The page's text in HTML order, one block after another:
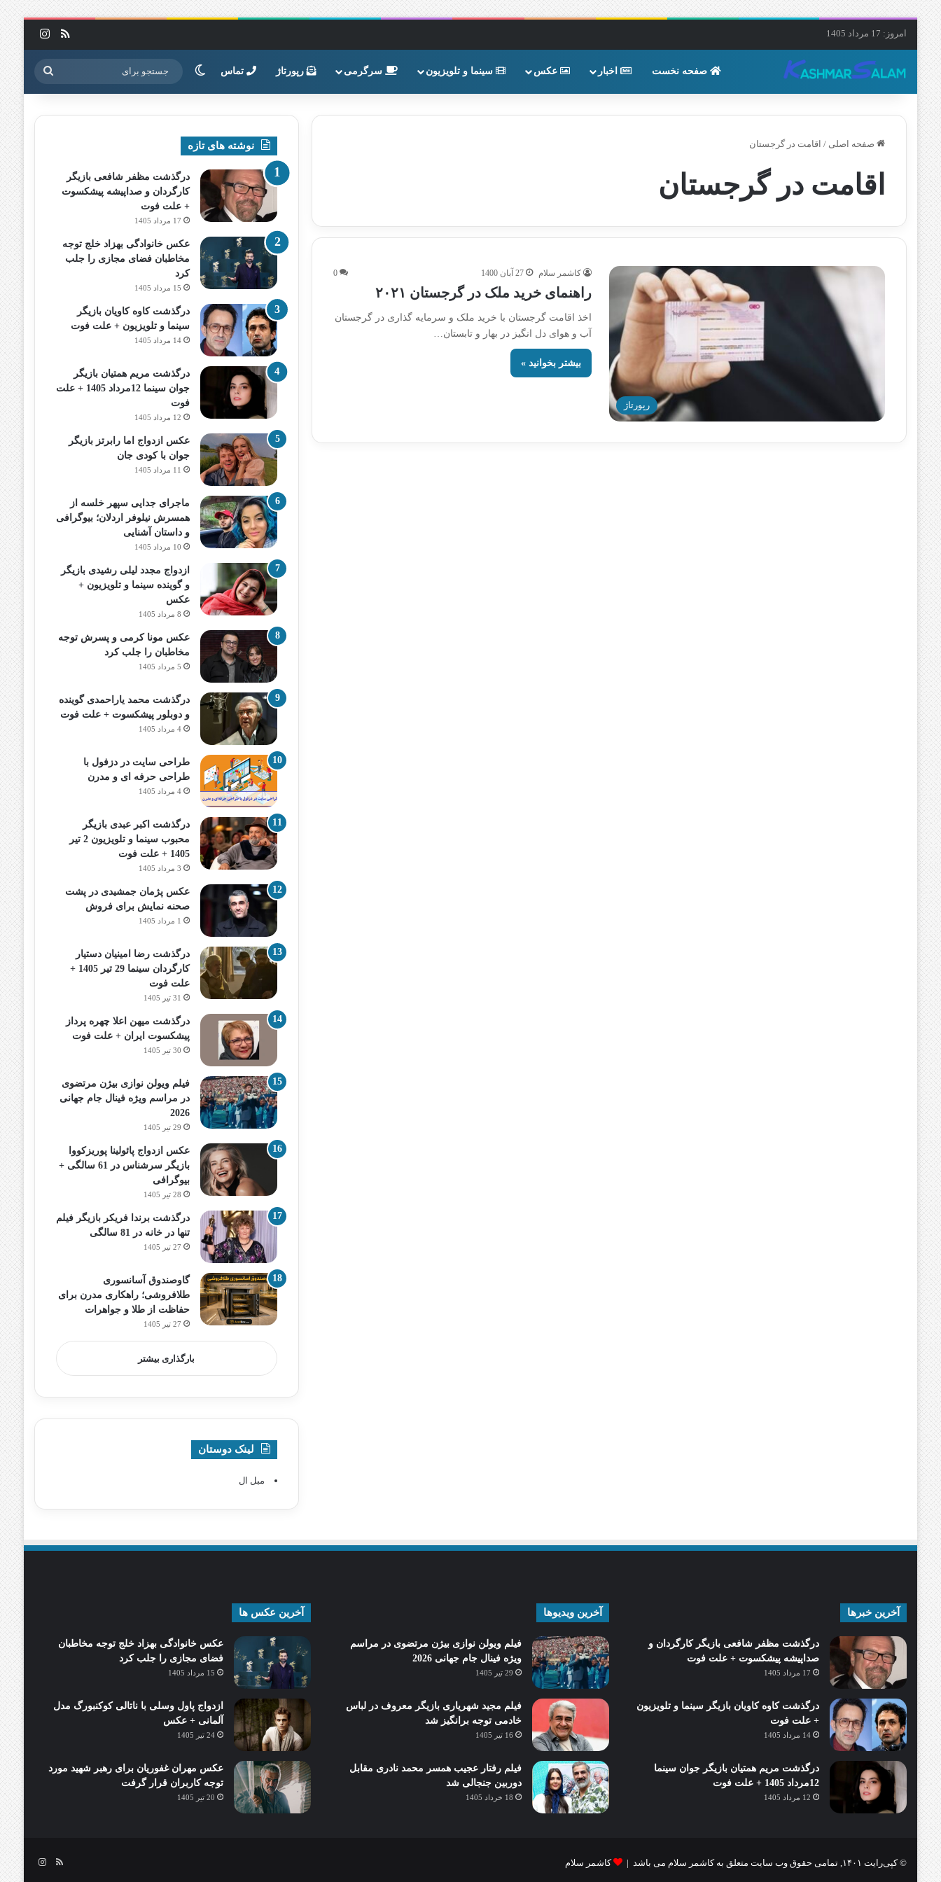
امروز: 17 مرداد 1405 خوراک
صفحه نخست اخبار عکس سینما و تلویزیون سرگرمی رپورتاژ تماس تغییر پوسته جستجو
برای
صفحه اصلی / اقامت در گرجستان
اقامت در گرجستان
رپورتاژ
کاشمر سلام 27 آبان 1400 0
راهنمای خرید ملک در گرجستان ۲۰۲۱
اخذ اقامت گرجستان با خرید ملک و سرمایه گذاری در گرجستان
آب و هوای دل‌ انگیز در بهار و تابستان…
بیشتر بخوانید »
نوشته های تازه
درگذشت مظفر شافعی بازیگر
کارگردان و صداپیشه پیشکسوت
+ علت فوت
17 مرداد 1405
عکس خانوادگی بهزاد خلج توجه
مخاطبان فضای مجازی را جلب
کرد
15 مرداد 1405
درگذشت کاوه کاویان بازیگر
سینما و تلویزیون + علت فوت
14 مرداد 1405
درگذشت مریم همتیان بازیگر
جوان سینما 12مرداد 1405 + علت
فوت
12 مرداد 1405
عکس ازدواج اما رابرتز بازیگر
جوان با کودی جان
11 مرداد 1405
ماجرای جدایی سپهر خلسه از
همسرش نیلوفر اردلان؛ بیوگرافی
و داستان آشنایی
10 مرداد 1405
ازدواج مجدد لیلی رشیدی بازیگر
و گوینده سینما و تلویزیون +
عکس
8 مرداد 1405
عکس مونا کرمی و پسرش توجه
مخاطبان را جلب کرد
5 مرداد 1405
درگذشت محمد یاراحمدی گوینده
و دوبلور پیشکسوت + علت فوت
4 مرداد 1405
طراحی سایت در دزفول با
طراحی حرفه‌ ای و مدرن
4 مرداد 1405
درگذشت اکبر عبدی بازیگر
محبوب سینما و تلویزیون 2 تیر
1405 + علت فوت
3 مرداد 1405
عکس پژمان جمشیدی در پشت
صحنه نمایش برای فروش
1 مرداد 1405
درگذشت رضا امینیان دستیار
کارگردان سینما 29 تیر 1405 +
علت فوت
31 تیر 1405
درگذشت میهن اعلا چهره پرداز
پیشکسوت ایران + علت فوت
30 تیر 1405
فیلم ویولن نوازی بیژن مرتضوی
در مراسم ویژه فینال جام جهانی
2026
29 تیر 1405
عکس ازدواج پائولینا پوریزکووا
بازیگر سرشناس در 61 سالگی +
بیوگرافی
28 تیر 1405
درگذشت برندا فریکر بازیگر فیلم
تنها در خانه در 81 سالگی
27 تیر 1405
گاوصندوق آسانسوری
طلافروشی؛ راهکاری مدرن برای
حفاظت از طلا و جواهرات
27 تیر 1405
بارگذاری بیشتر
لینک دوستان
مبل ال
آخرین خبرها
درگذشت مظفر شافعی بازیگر کارگردان و
صداپیشه پیشکسوت + علت فوت
17 مرداد 1405
درگذشت کاوه کاویان بازیگر سینما و تلویزیون
+ علت فوت
14 مرداد 1405
درگذشت مریم همتیان بازیگر جوان سینما
12مرداد 1405 + علت فوت
12 مرداد 1405
آخرین ویدیوها
فیلم ویولن نوازی بیژن مرتضوی در مراسم
ویژه فینال جام جهانی 2026
29 تیر 1405
فیلم مجید شهریاری بازیگر معروف در لباس
خادمی توجه برانگیز شد
16 تیر 1405
فیلم رفتار عجیب همسر محمد نادری مقابل
دوربین جنجالی شد
18 خرداد 1405
آخرین عکس ها
عکس خانوادگی بهزاد خلج توجه مخاطبان
فضای مجازی را جلب کرد
15 مرداد 1405
ازدواج پاول وسلی با ناتالی کوکنبورگ مدل
آلمانی + عکس
24 تیر 1405
عکس مهران غفوریان برای رهبر شهید مورد
توجه کاربران قرار گرفت
20 تیر 1405
© کپی‌رایت ۱۴۰۱, تمامی حقوق وب سایت متعلق به کاشمر سلام می باشد | کاشمر سلام خوراکاینستاگرام